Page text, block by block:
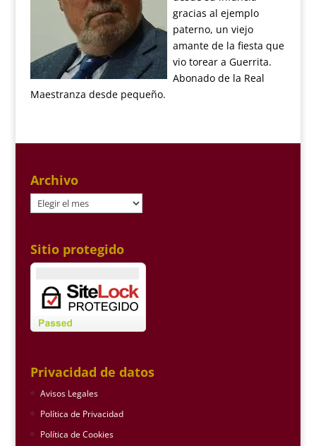
gracias al ejemplo
paterno, un viejo
amante de la fiesta que
vio torear a Guerrita.
Abonado de la Real
Maestranza desde pequeño.
Archivo
Archivo
Sitio protegido
Privacidad de datos
Avisos Legales
Política de Privacidad
Política de Cookies